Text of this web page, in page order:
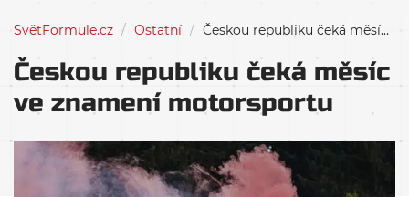
SvětFormule.cz / Ostatní / Českou republiku čeká měsíc ve znamení motorsportu
Českou republiku čeká měsíc
ve znamení motorsportu